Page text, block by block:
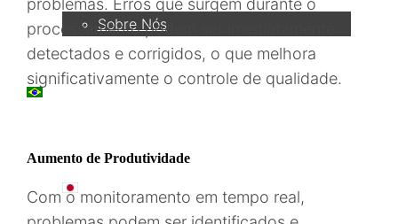
Sobre Nós
PT
日本語
problemas. Erros que surgem durante o
processamento podem ser imediatamente
detectados e corrigidos, o que melhora
significativamente o controle de qualidade.
Aumento de Produtividade
Com o monitoramento em tempo real,